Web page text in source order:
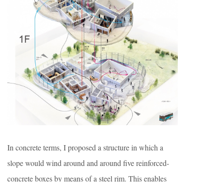
In concrete terms, I proposed a structure in which a
slope would wind around and around five reinforced-
concrete boxes by means of a steel rim. This enables